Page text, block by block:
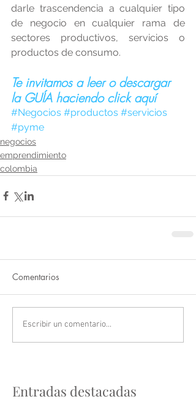
darle trascendencia a cualquier tipo
de negocio en cualquier rama de
sectores productivos, servicios o
productos de consumo.
Te invitamos a leer o descargar
la GUÍA haciendo click aquí
#Negocios #productos #servicios
#pyme
negocios
emprendimiento
colombia
Comentarios
Escribir un comentario...
Entradas destacadas